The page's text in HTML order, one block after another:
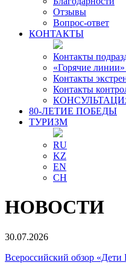
Отзывы
Вопрос-ответ
КОНТАКТЫ
Контакты
«Горячие
Контакты
Контакты
80-ЛЕТИЕ ПОБЕДЫ
ТУРИЗМ
RU
KZ
EN
CH
НОВОСТИ
30.07.2026
Всероссийский обзор «Дети